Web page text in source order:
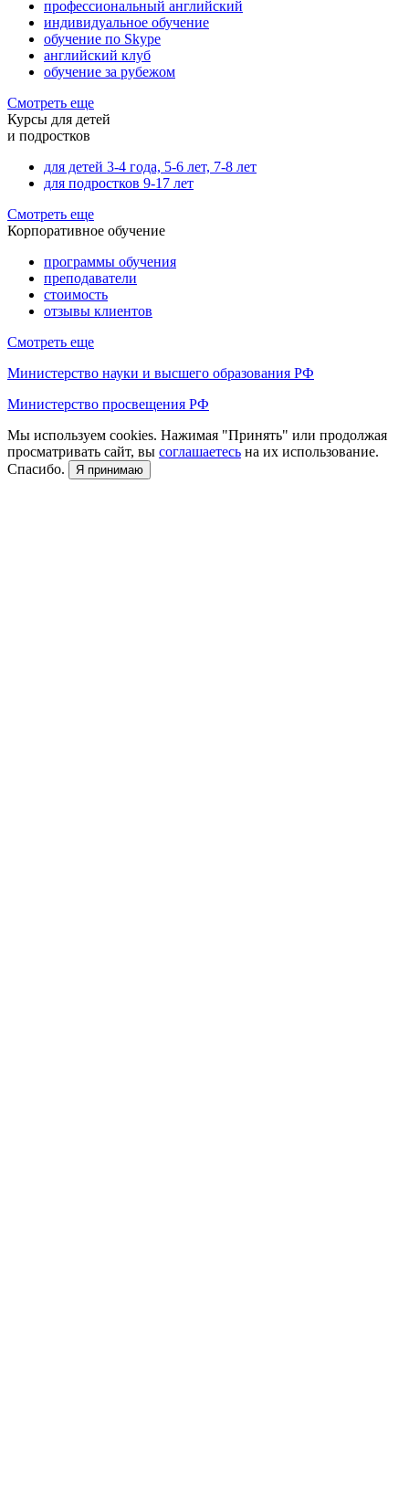
профессиональный английский
индивидуальное обучение
обучение по Skype
английский клуб
обучение за рубежом
Смотреть еще
Курсы для детей
и подростков
для детей 3-4 года, 5-6 лет, 7-8 лет
для подростков 9-17 лет
Смотреть еще
Корпоративное обучение
программы обучения
преподаватели
стоимость
отзывы клиентов
Смотреть еще
Министерство науки и высшего образования РФ
Министерство просвещения РФ
Мы используем cookies. Нажимая "Принять" или продолжая
просматривать сайт, вы соглашаетесь на их использование.
Спасибо.
Я принимаю